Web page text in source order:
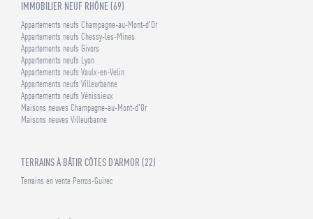
IMMOBILIER NEUF RHÔNE (69)
Appartements neufs Champagne-au-Mont-d'Or
Appartements neufs Chessy-les-Mines
Appartements neufs Givors
Appartements neufs Lyon
Appartements neufs Vaulx-en-Velin
Appartements neufs Villeurbanne
Appartements neufs Vénissieux
Maisons neuves Champagne-au-Mont-d'Or
Maisons neuves Villeurbanne
TERRAINS À BÂTIR CÔTES D'ARMOR (22)
Terrains en vente Perros-Guirec